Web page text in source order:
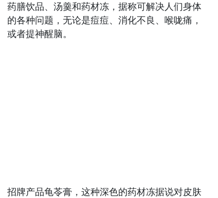
药膳饮品、汤羹和药材冻，据称可解决人们身体
的各种问题，无论是痘痘、消化不良、喉咙痛，
或者提神醒脑。
招牌产品龟苓膏，这种深色的药材冻据说对皮肤